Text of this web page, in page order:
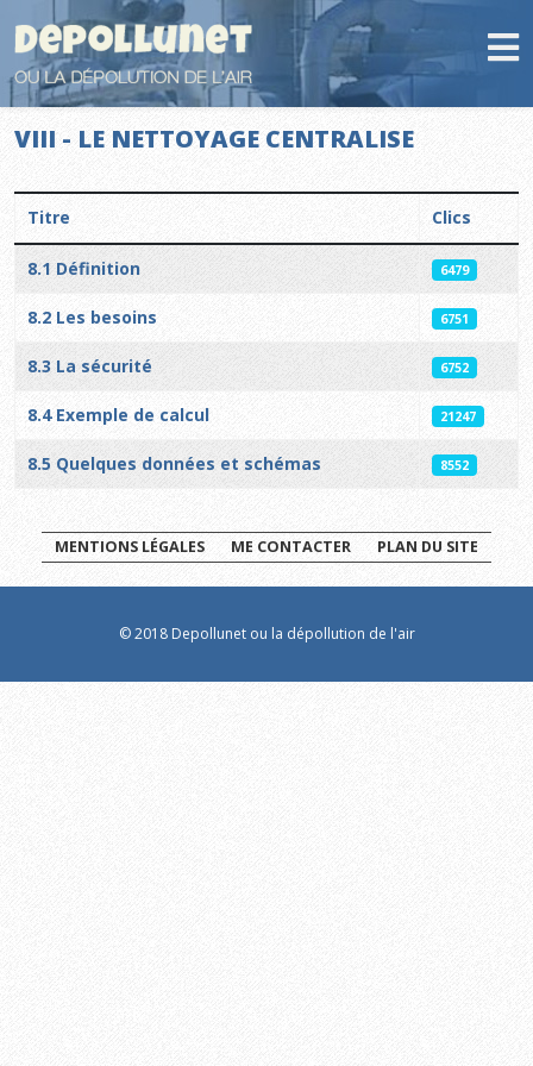
VIII - LE NETTOYAGE CENTRALISE
Articles
Titre Clics
8.1 Définition 6479
8.2 Les besoins 6751
8.3 La sécurité 6752
8.4 Exemple de calcul 21247
8.5 Quelques données et schémas 8552
MENTIONS LÉGALES ME CONTACTER PLAN DU SITE
© 2018 Depollunet ou la dépollution de l'air